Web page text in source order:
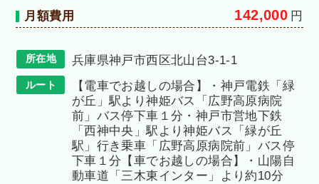
月額費用 142,000 円
所在地 兵庫県神戸市西区北山台3-1-1
ルート
【電車でお越しの場合】・神戸電鉄「緑
が丘」駅より神姫バス「広野高原病院
前」バス停下車１分・神戸市営地下鉄
「西神中央」駅より神姫バス「緑が丘
駅」行き乗車「広野高原病院前」バス停
下車１分【車でお越しの場合】・山陽自
動車道「三木東インター」より約10分